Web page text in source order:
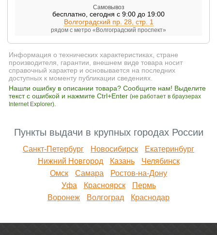
Самовывоз
бесплатно сегодня с 9:00 до 19:00
Волгоградский пр. 28, стр. 1
рядом с метро «Волгоградский проспект»
Информация о технических характеристиках, стране
производителя, гарантии, внешнем виде товара носит
справочный характер и основывается на последних
доступных к моменту публикации сведениях.
Нашли ошибку в описании товара? Сообщите нам! Выделите
текст с ошибкой и нажмите Ctrl+Enter (не работает в браузерах
Internet Explorer)
Пункты выдачи в крупных городах России
Санкт-Петербург Новосибирск
Екатеринбург
Нижний Новгород
Казань
Челябинск
Омск
Самара
Ростов-на-Дону
Уфа
Красноярск
Пермь
Воронеж
Волгоград Краснодар